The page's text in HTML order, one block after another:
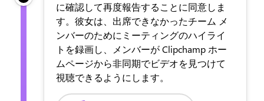
に確認して再度報告することに同意しま
す。彼女は、出席できなかったチーム メ
ンバーのためにミーティングのハイライ
トを録画し、メンバーが Clipchamp ホー
ムページから非同期でビデオを見つけて
視聴できるようにします。